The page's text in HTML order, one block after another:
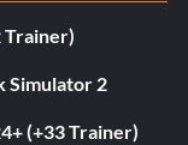
Trainer)
Simulator 2
(+33 Trainer)